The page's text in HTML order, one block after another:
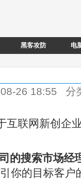
黑客攻防 电
26 18:55 分
互联网新创企
的搜索市场经
你的目标客户